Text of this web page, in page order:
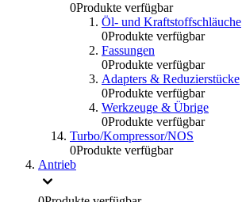
0Produkte verfügbar
Öl- und Kraftstoffschläuche
0Produkte verfügbar
Fassungen
0Produkte verfügbar
Adapters & Reduzierstücke
0Produkte verfügbar
Werkzeuge & Übrige
0Produkte verfügbar
Turbo/Kompressor/NOS
0Produkte verfügbar
Antrieb